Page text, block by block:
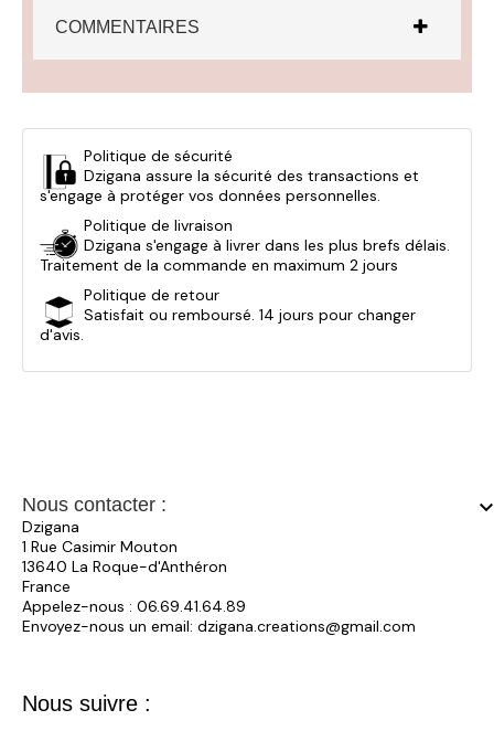
COMMENTAIRES
Politique de sécurité
Dzigana assure la sécurité des transactions et
s'engage à protéger vos données personnelles.
Politique de livraison
Dzigana s'engage à livrer dans les plus brefs délais.
Traitement de la commande en maximum 2 jours
Politique de retour
Satisfait ou remboursé. 14 jours pour changer
d'avis.
Nous contacter :
Dzigana
1 Rue Casimir Mouton
13640 La Roque-d'Anthéron
France
Appelez-nous : 06.69.41.64.89
Envoyez-nous un email: dzigana.creations@gmail.com
Nous suivre :